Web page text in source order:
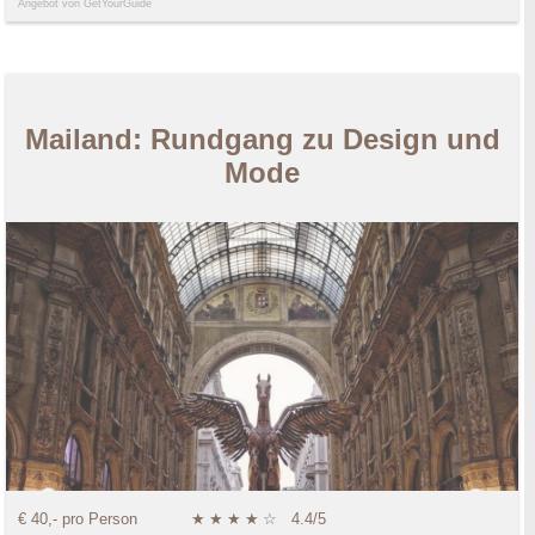
Angebot von GetYourGuide
Mailand: Rundgang zu Design und
Mode
€ 40,- pro Person ★ ★ ★ ★ ☆ 4.4/5